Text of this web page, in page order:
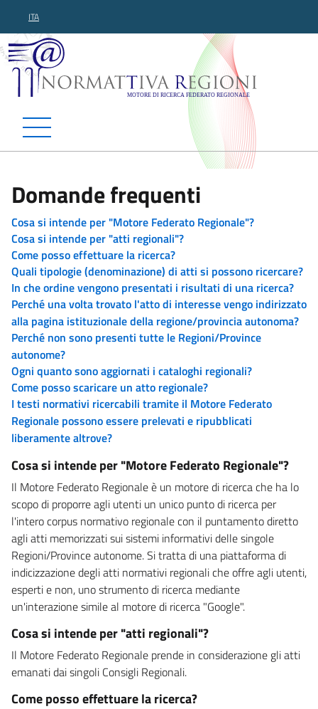
ITA
Normattiva Regioni -
Domande frequenti
Cosa si intende per "Motore Federato Regionale"?
Cosa si intende per "atti regionali"?
Come posso effettuare la ricerca?
Quali tipologie (denominazione) di atti si possono ricercare?
In che ordine vengono presentati i risultati di una ricerca?
Perché una volta trovato l'atto di interesse vengo indirizzato
alla pagina istituzionale della regione/provincia autonoma?
Perché non sono presenti tutte le Regioni/Province
autonome?
Ogni quanto sono aggiornati i cataloghi regionali?
Come posso scaricare un atto regionale?
I testi normativi ricercabili tramite il Motore Federato
Regionale possono essere prelevati e ripubblicati
liberamente altrove?
Cosa si intende per "Motore Federato Regionale"?
Il Motore Federato Regionale è un motore di ricerca che ha lo
scopo di proporre agli utenti un unico punto di ricerca per
l'intero corpus normativo regionale con il puntamento diretto
agli atti memorizzati sui sistemi informativi delle singole
Regioni/Province autonome. Si tratta di una piattaforma di
indicizzazione degli atti normativi regionali che offre agli utenti,
esperti e non, uno strumento di ricerca mediante
un'interazione simile al motore di ricerca "Google".
Cosa si intende per "atti regionali"?
Il Motore Federato Regionale prende in considerazione gli atti
emanati dai singoli Consigli Regionali.
Come posso effettuare la ricerca?